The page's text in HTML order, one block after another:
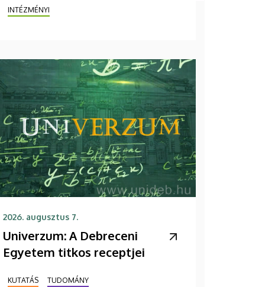
INTÉZMÉNYI
2026. augusztus 7.
Univerzum: A Debreceni
Egyetem titkos receptjei
KUTATÁS TUDOMÁNY